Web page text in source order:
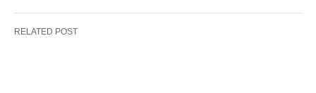
RELATED POST